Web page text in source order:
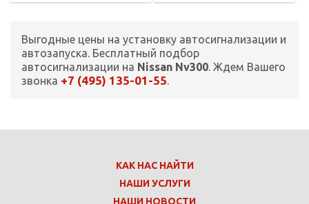
Выгодные цены на установку автосигнализации и
автозапуска. Бесплатный подбор
автосигнализации на Nissan Nv300. Ждем Вашего
звонка +7 (495) 135-01-55.
КАК НАС НАЙТИ
НАШИ УСЛУГИ
НАШИ НОВОСТИ